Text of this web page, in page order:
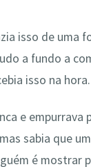
isso de uma
a fundo a
isso na hora.
e empurrava
sabia que
é mostrar